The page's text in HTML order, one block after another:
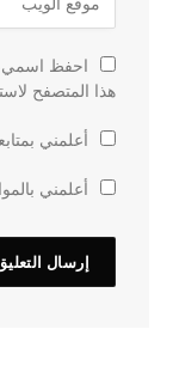
احفظ اسمي،
هذا المتصفح
أعلمني
أعلمني